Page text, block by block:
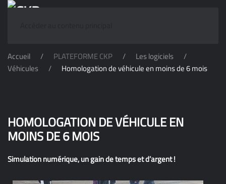
Accueil PLATEFORME CKP
Les logiciels
Véhicules
Homologation de véhicule en moins de 6 mois
HOMOLOGATION DE VÉHICULE EN
MOINS DE 6 MOIS
Simulation numérique, un gain de temps et d’argent !